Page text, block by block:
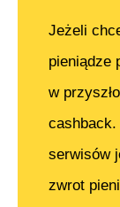
Jeżeli
pieniądze
w
serwisów
zwrot